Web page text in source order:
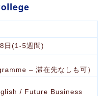
日(1-5週間)
– 滞在先なしも可）
/ Future Business